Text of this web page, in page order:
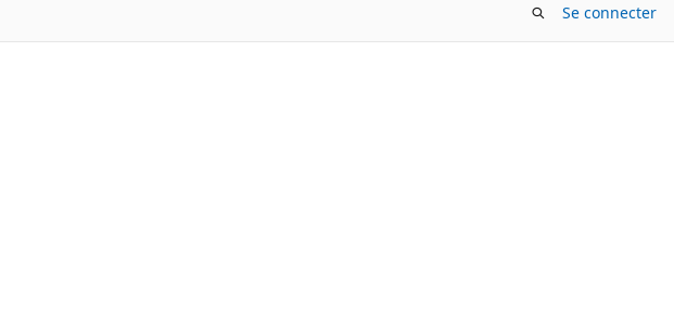
Se connecter